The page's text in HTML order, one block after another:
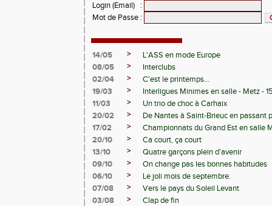
Login (Email)
:
Mot de Passe :
14/05 >
L'ASS en mode Europe
08/05
>
Interclubs
02/04
>
C'est le printemps...
19/03
>
Interligues Minimes en salle - Metz -
11/03
>
Un trio de choc à Carhaix
20/02
>
De Nantes à Saint-Brieuc en passant
17/02
>
Championnats du Grand Est en salle
20/10
>
Ca court, ça court
13/10
>
Quatre garçons plein d'avenir
09/10
>
On change pas les bonnes habitudes
06/10
>
Le joli mois de septembre.
07/08
>
Vers le pays du Soleil Levant
03/08
>
Clap de fin